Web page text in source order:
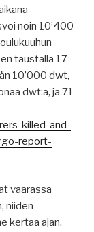
noin 10’400
taustalla 17
10’000 dwt,
dwt:a, ja 71
killed-and-
report-
vaarassa
niiden
kertaa ajan,